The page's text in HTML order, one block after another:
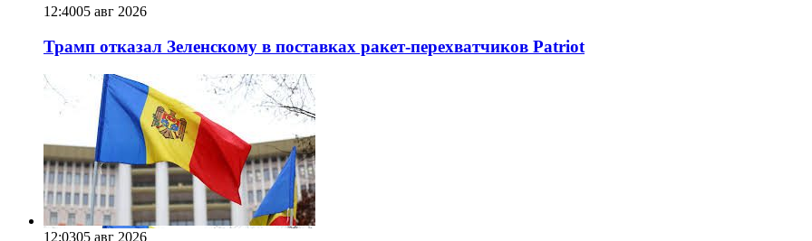
12:4005 авг 2026
Трамп отказал Зеленскому в поставках ракет-перехватчиков Patriot
12:0305 авг 2026